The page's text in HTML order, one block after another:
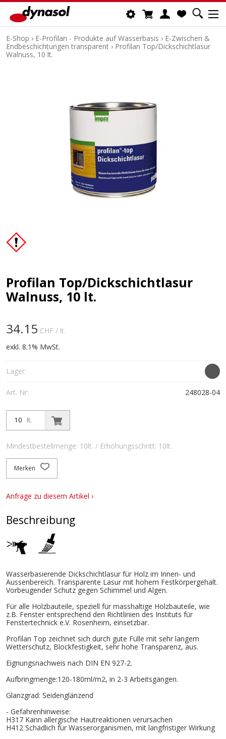
E-Shop › E-Profilan - Produkte auf Wasserbasis › E-Zwischen &
Endbeschichtungen transparent › Profilan Top/Dickschichtlasur
Walnuss, 10 lt.
Profilan Top/Dickschichtlasur
Walnuss, 10 lt.
34.15 CHF / lt.
exkl. 8.1% MwSt.
Lager:
Art. Nr: 248028-04
lt.
Mindestbestellmenge: 10lt. / Erhöhungsschritt: 10lt.
Merken
Anfrage zu diesem Artikel ›
Beschreibung
Wasserbasierende Dickschichtlasur für Holz im Innen- und
Aussenbereich. Transparente Lasur mit hohem Festkörpergehalt.
Vorbeugender Schutz gegen Schimmel und Algen.
Für alle Holzbauteile, speziell für masshaltige Holzbauteile, wie
z.B. Fenster entsprechend den Richtlinien des Instituts für
Fenstertechnick e.V. Rosenheim, einsetzbar.
Profilan Top zeichnet sich durch gute Fülle mit sehr langem
Wetterschutz, Blockfestigkeit, sehr hohe Transparenz, aus.
Eignungsnachweis nach DIN EN 927-2.
Aufbringmenge:120-180ml/m2, in 2-3 Arbeitsgängen.
Glanzgrad: Seidenglänzend
- Gefahrenhinweise:
H317 Kann allergische Hautreaktionen verursachen
H412 Schädlich für Wasserorganismen, mit langfristiger Wirkung